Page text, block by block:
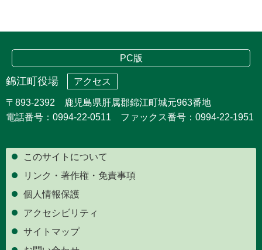
PC版
錦江町役場 アクセス
〒893-2392 鹿児島県肝属郡錦江町城元963番地
電話番号：0994-22-0511 ファックス番号：0994-22-1951
このサイトについて
リンク・著作権・免責事項
個人情報保護
アクセシビリティ
サイトマップ